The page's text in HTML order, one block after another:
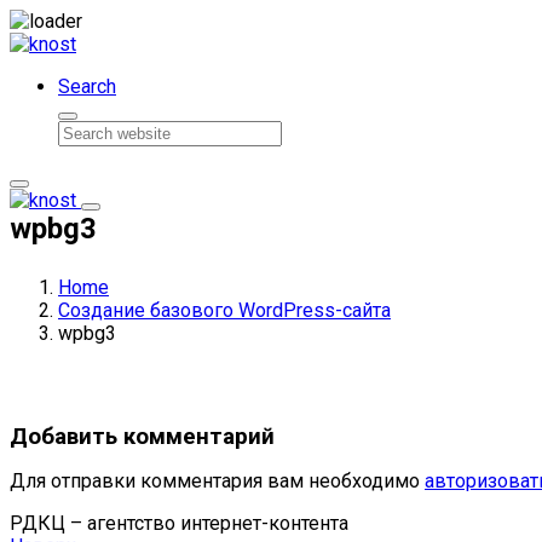
Skip to content
Search
wpbg3
Home
Создание базового WordPress-сайта
wpbg3
Добавить комментарий
Для отправки комментария вам необходимо
РДКЦ – агентство интернет-контента